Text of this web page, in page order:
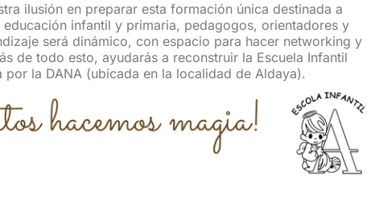
ilusión en preparar esta formación única destinada a
infantil y primaria, pedagogos, orientadores y
será dinámico, con espacio para hacer networking y
de todo esto, ayudarás a reconstruir la Escuela Infantil
por la DANA (ubicada en la localidad de Aldaya).